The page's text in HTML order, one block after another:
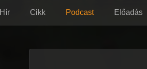
Hír Cikk Podcast Előadás